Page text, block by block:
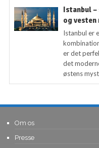
Istanbul
og vesten
Istanbul er
er det
det
østens
Om os
Presse